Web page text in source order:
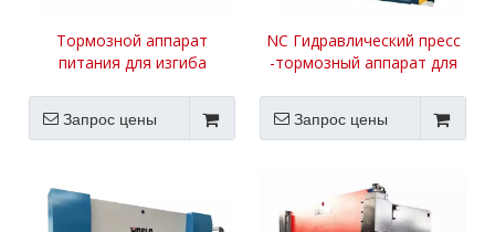
Тормозной аппарат
питания для изгиба
Запрос цены
NC Гидравлический пресс
-тормозный аппарат для
Запрос цены